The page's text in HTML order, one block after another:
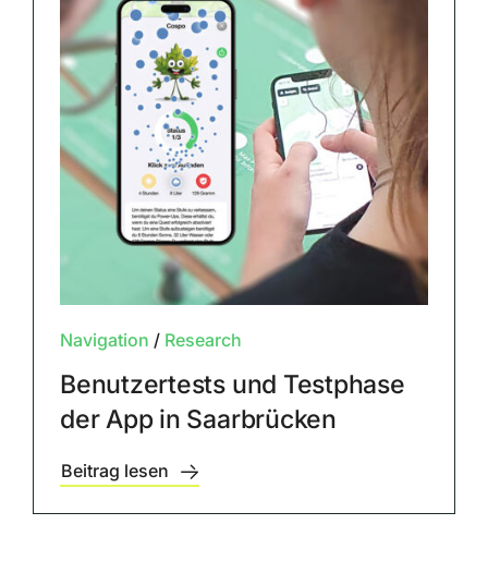
Navigation / Research
Benutzertests und Testphase
der App in Saarbrücken
Beitrag lesen